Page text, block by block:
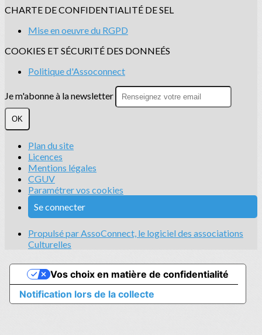
CHARTE DE CONFIDENTIALITÉ DE SEL
Mise en oeuvre du RGPD
COOKIES ET SÉCURITÉ DES DONNEÉS
Politique d'Assoconnect
Je m'abonne à la newsletter
OK
Plan du site
Licences
Mentions légales
CGUV
Paramétrer vos cookies
Se connecter
Propulsé par AssoConnect, le logiciel des associations
Culturelles
Notification lors de la collecte
Vos choix en matière de confidentialité